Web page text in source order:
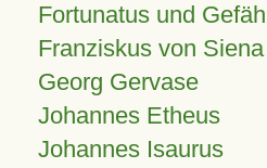
Fortunatus und
Franziskus von Siena
Georg Gervase
Johannes Etheus
Johannes Isaurus